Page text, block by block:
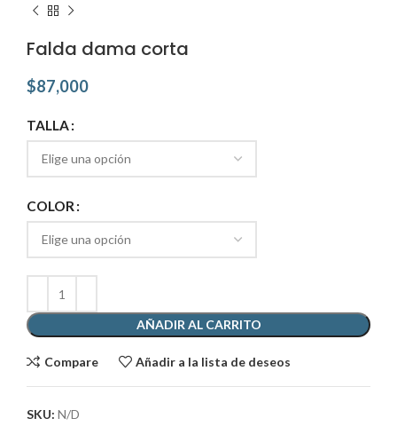
Falda dama corta
$87,000
TALLA
COLOR
AÑADIR AL CARRITO
Compare Añadir a la lista de deseos
SKU: N/D